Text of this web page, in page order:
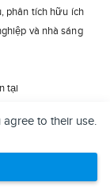
to their use.
phân tích hữu ích
và nhà sáng
tại
thức sao chép cần
Trần Cao Vân,